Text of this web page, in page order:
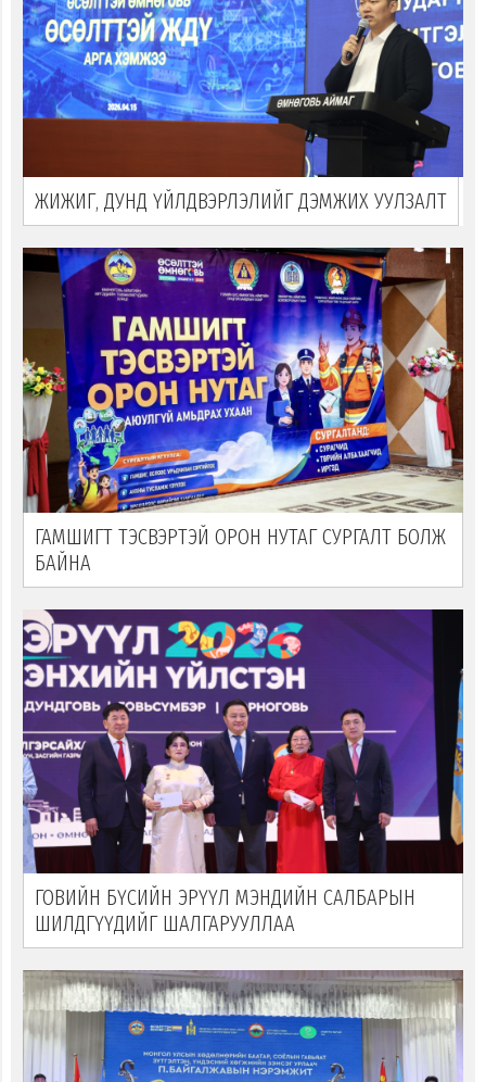
ЖИЖИГ, ДУНД ҮЙЛДВЭРЛЭЛИЙГ ДЭМЖИХ УУЛЗАЛТ
ГАМШИГТ ТЭСВЭРТЭЙ ОРОН НУТАГ СУРГАЛТ БОЛЖ
БАЙНА
ГОВИЙН БҮСИЙН ЭРҮҮЛ МЭНДИЙН САЛБАРЫН
ШИЛДГҮҮДИЙГ ШАЛГАРУУЛЛАА